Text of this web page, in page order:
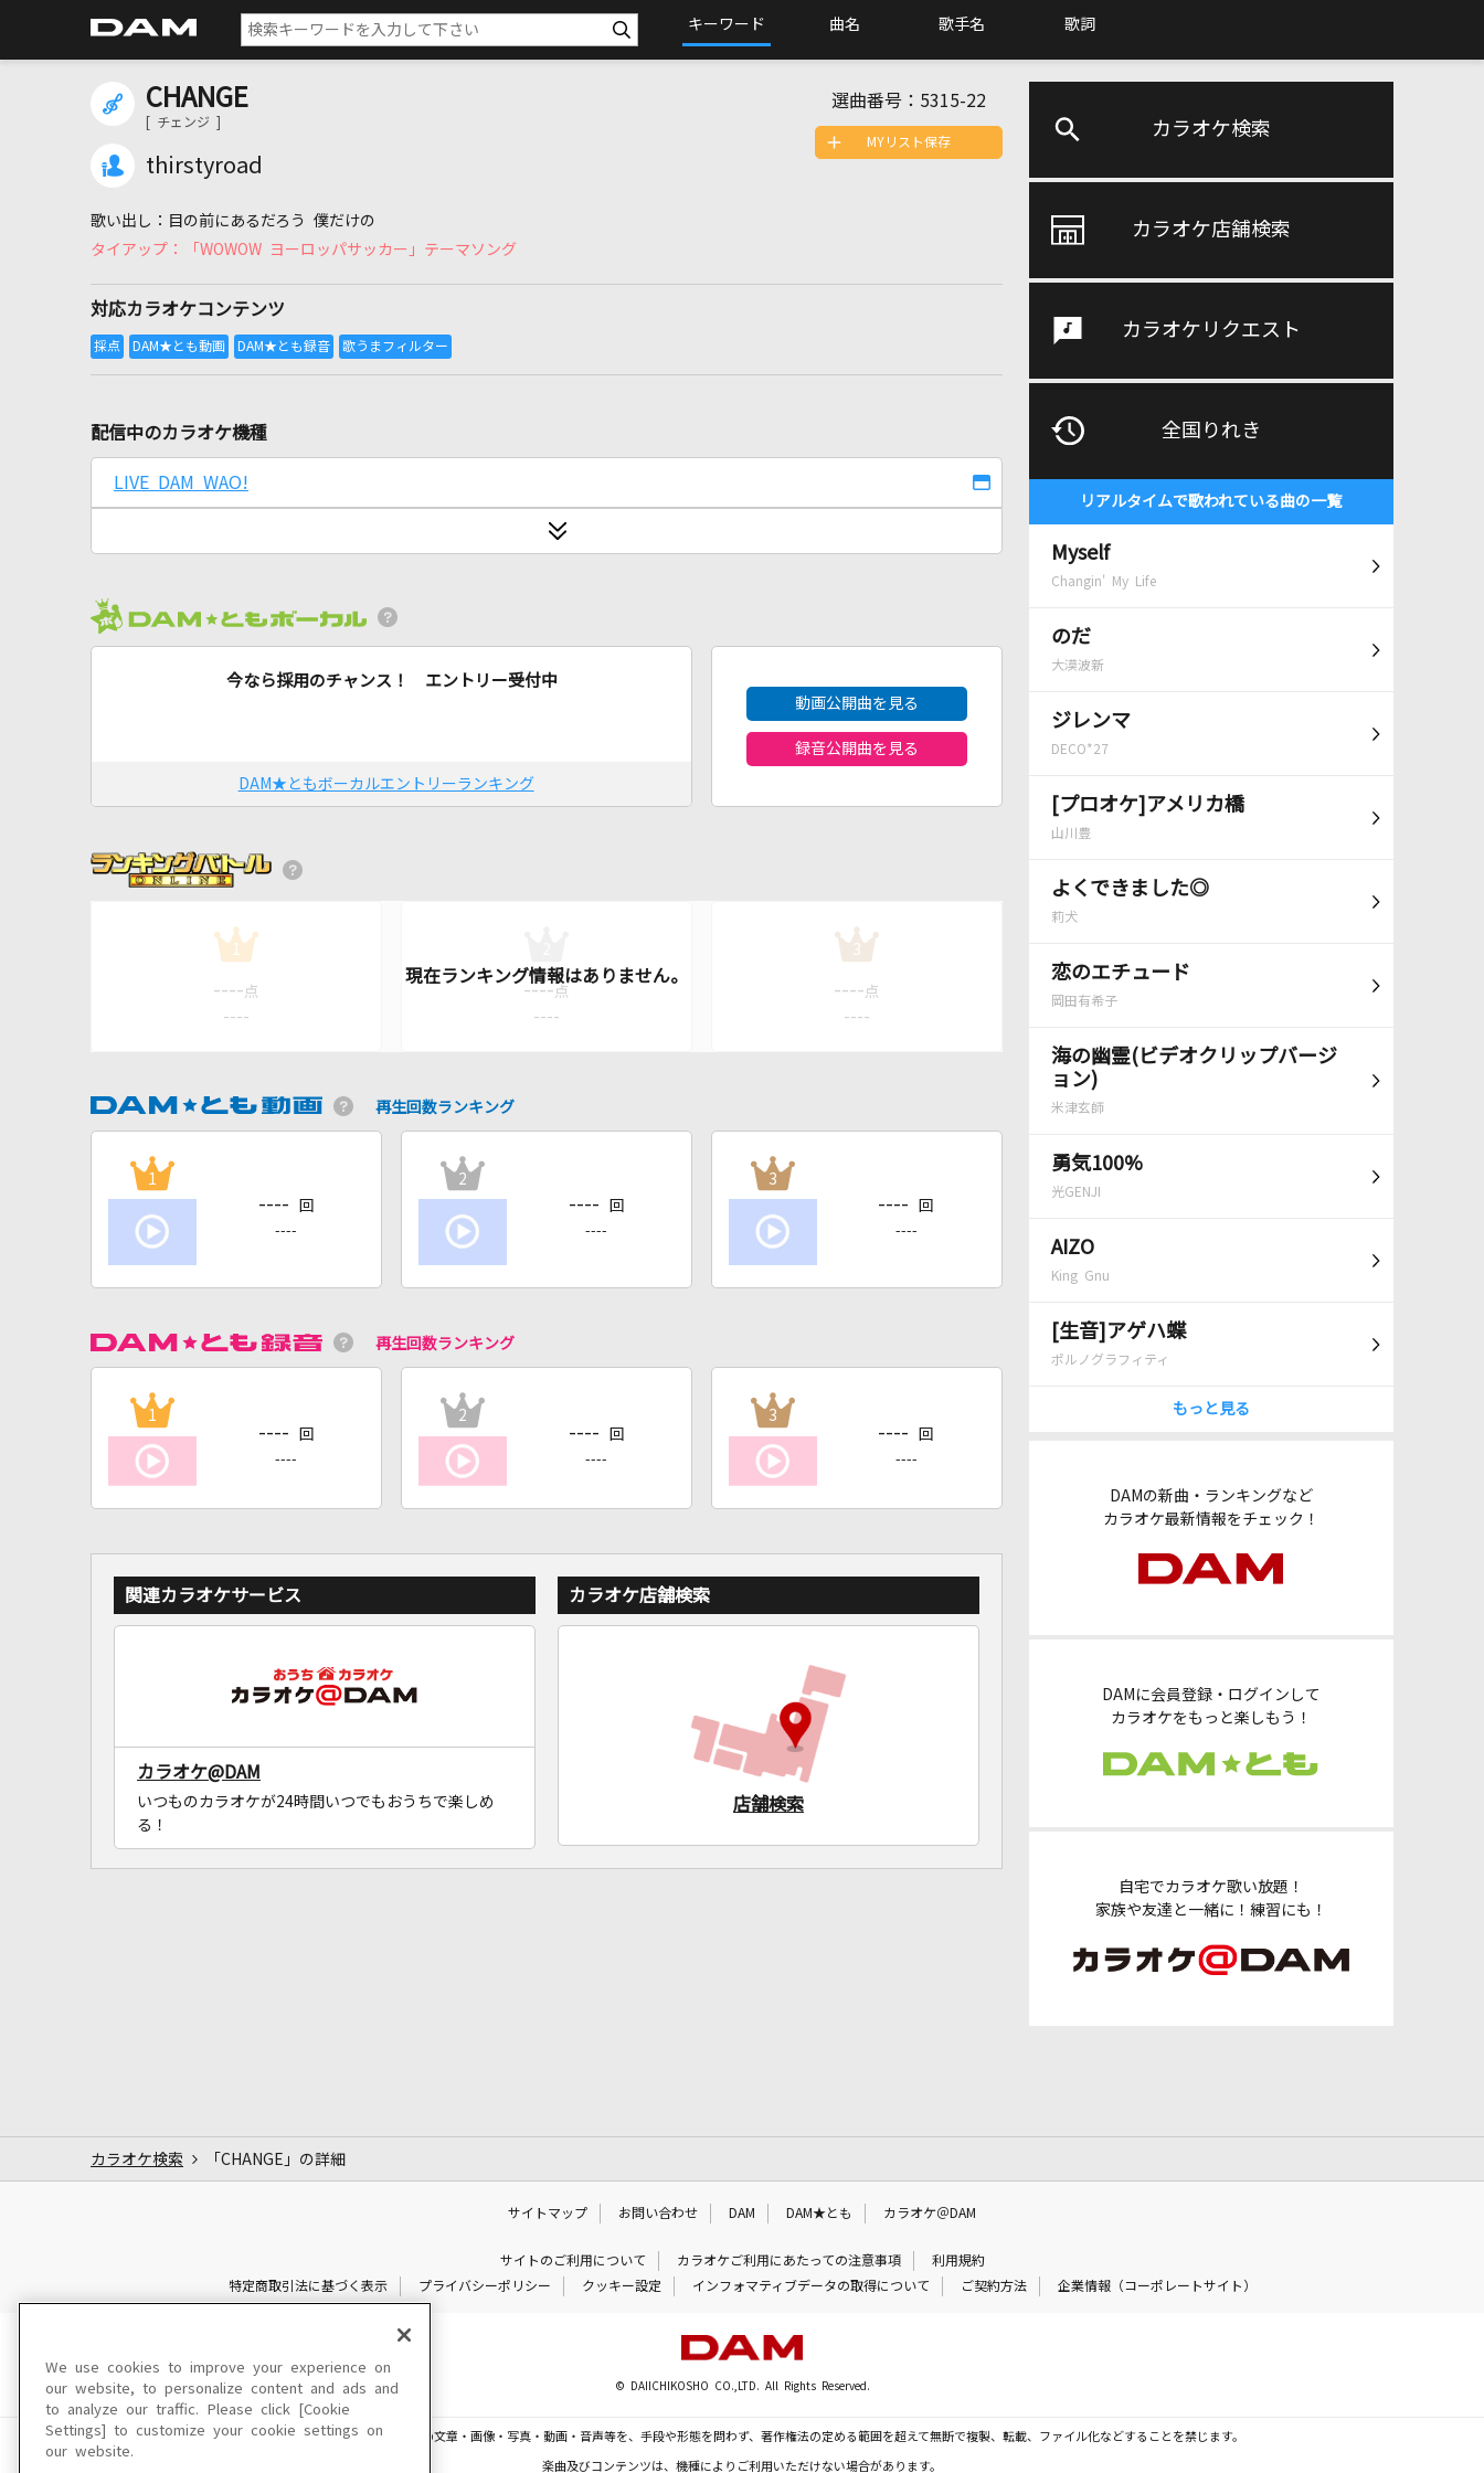
キーワード 曲名 歌手名 歌詞
カラオケ検索
カラオケ店舗検索
カラオケリクエスト
全国りれき
リアルタイムで歌われている曲の一覧
Myself
Changin' My Life
のだ
大漠波新
ジレンマ
DECO*27
[プロオケ]アメリカ橋
山川豊
よくできました◎
莉犬
恋のエチュード
岡田有希子
海の幽霊(ビデオクリップバージ
ョン)
米津玄師
勇気100%
光GENJI
AIZO
King Gnu
[生音]アゲハ蝶
ポルノグラフィティ
もっと見る
DAMの新曲・ランキングなど
カラオケ最新情報をチェック！
DAMに会員登録・ログインして
カラオケをもっと楽しもう！
自宅でカラオケ歌い放題！
家族や友達と一緒に！練習にも！
CHANGE
[ チェンジ ]
thirstyroad
選曲番号： 5315-22
目の前にあるだろう 僕だけの
「WOWOW ヨーロッパサッカー」テーマソング
対応カラオケコンテンツ
MYリスト保存
配信中のカラオケ機種
LIVE DAM WAO!
今なら採用のチャンス！ エントリー受付中
DAM★ともボーカルエントリーランキング
動画公開曲を見る
録音公開曲を見る
1
---- 点
----
---- 点
----
3
---- 点
----
再生回数ランキング
1
---- 回
----
2
---- 回
----
3
---- 回
----
再生回数ランキング
1
---- 回
----
2
---- 回
----
3
---- 回
----
関連カラオケサービス
カラオケ@DAM
いつものカラオケが24時間いつでもおうちで楽しめ
る！
カラオケ店舗検索
店舗検索
カラオケ検索 「CHANGE」の詳細
サイトマップ お問い合わせ DAM DAM★とも カラオケ＠DAM
サイトのご利用について カラオケご利用にあたっての注意事項
利用規約
特定商取引法に基づく表示
プライバシーポリシー クッキー設定 インフォマティブデータの取得について ご契約方法 企業情報（コーポレートサイト）
© DAIICHIKOSHO CO.,LTD. All Rights Reserved.
このサイトに掲載されている一切の文章・画像・写真・動画・音声等を、手段や形態を問わず、著作権法の定める範囲を超えて無断で複製、転載、ファイル化などすることを禁じます。
楽曲及びコンテンツは、機種によりご利用いただけない場合があります。
We use cookies to improve your experience on
our website, to personalize content and ads and
to analyze our traffic. Please click [Cookie
Settings] to customize your cookie settings on
our website.